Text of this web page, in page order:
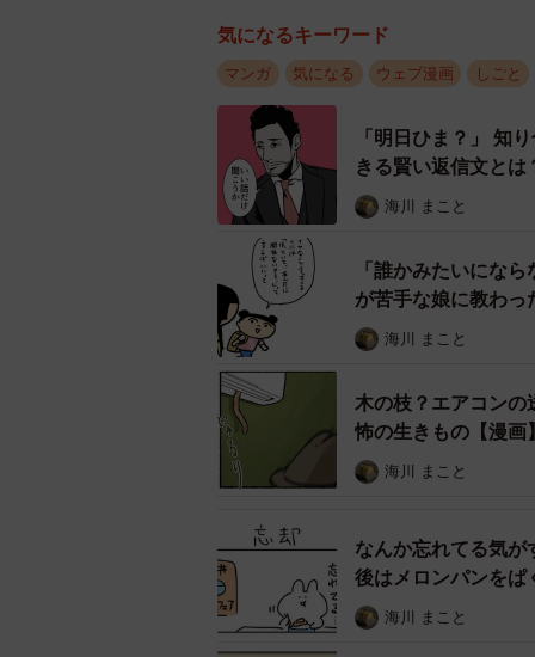
100万円質問で振り
この予想外の問いに、学生たちは一
「たくさん稼ぎます」「消費者金
か浮足立ったものばかりです。どの
次々と「不合格」の烙印が押されて
気になるキーワード
マンガ 気になる ウェブ漫画 しごと
「明日ひま？」 知
きる賢い返信文とは
海川 まこと
「誰かみたいにな
が苦手な娘に教わっ
海川 まこと
木の枝？エアコン
怖の生きもの【漫画
海川 まこと
なんか忘れてる気
後はメロンパンを
海川 まこと